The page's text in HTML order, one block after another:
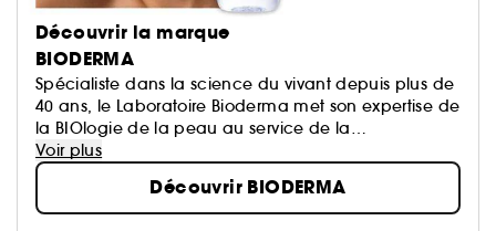
Découvrir la marque
BIODERMA
Spécialiste dans la science du vivant depuis plus de
40 ans, le Laboratoire Bioderma met son expertise de
la BIOlogie de la peau au service de la
DERMatologie, afin de vous proposer des produits
qui prennent soin de tous les types de peaux, et à
Voir plus
Découvrir BIODERMA